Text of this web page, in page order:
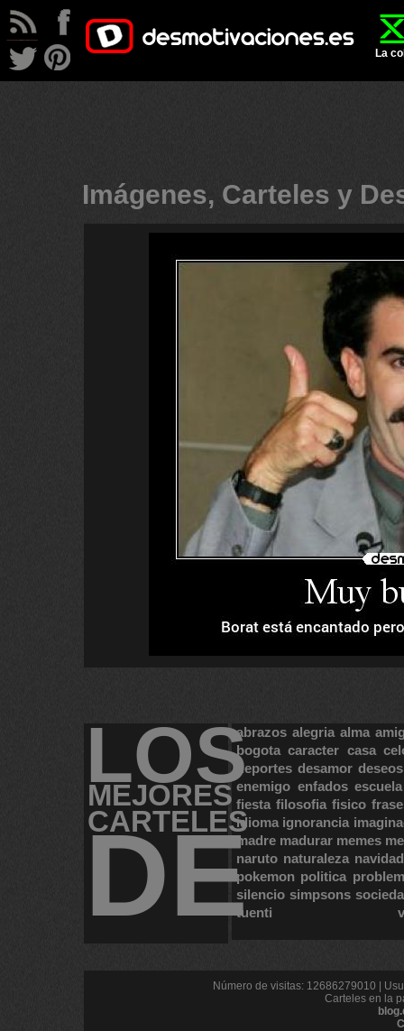
La
Imágenes, Carteles y
LOS
MEJORES
CARTELES
DE
abrazos alegria alma
bogota caracter casa
deportes desamor deseos
enemigo enfados escuela
fiesta filosofia fisico
idioma ignorancia
madre madurar memes
naruto naturaleza navidad
pokemon politica
silencio simpsons
tuenti
Número de visitas: 12686279010 |
Carteles en la